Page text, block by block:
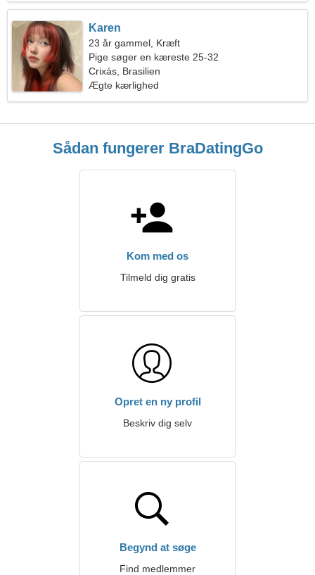
Karen
23 år gammel, Kræft
Pige søger en kæreste 25-32
Crixás, Brasilien
Ægte kærlighed
Sådan fungerer BraDatingGo
Kom med os
Tilmeld dig gratis
Opret en ny profil
Beskriv dig selv
Begynd at søge
Find medlemmer